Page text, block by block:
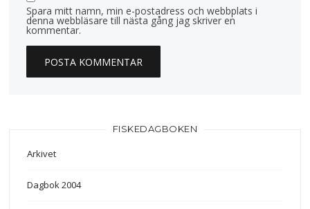
Spara mitt namn, min e-postadress och webbplats i
denna webbläsare till nästa gång jag skriver en
kommentar.
FISKEDAGBOKEN
Arkivet
Dagbok 2004